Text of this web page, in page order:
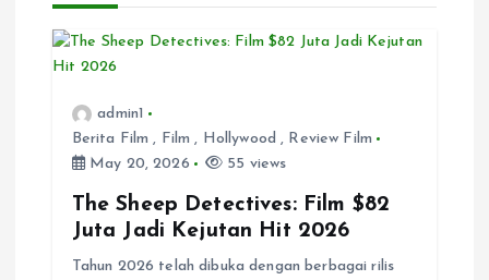
v
admin1
Berita Film , Film , Hollywood , Review Film
May 20, 2026
55 views
The Sheep Detectives: Film $82
Juta Jadi Kejutan Hit 2026
Tahun 2026 telah dibuka dengan berbagai rilis